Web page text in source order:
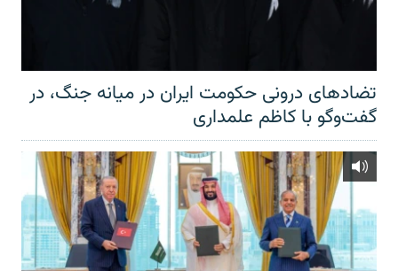
تضادهای درونی حکومت ایران در میانه جنگ، در
گفت‌‌وگو با کاظم علمداری